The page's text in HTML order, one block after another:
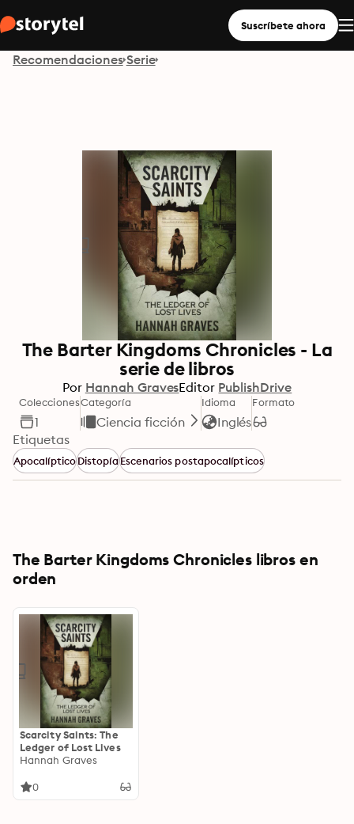
Suscríbete ahora
Recomendaciones Serie
The Barter Kingdoms Chronicles - La
serie de libros
Por Hannah GravesEditor PublishDrive
Colecciones
1
Categoría
Ciencia ficción
Idioma
Inglés
Formato
Etiquetas
ApocalípticoDistopíaEscenarios postapocalípticos
The Barter Kingdoms Chronicles libros en
orden
Scarcity Saints: The
Ledger of Lost Lives
Hannah Graves
0